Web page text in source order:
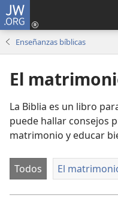
JW.ORG
Enseñanzas bíblicas
El
La Biblia es un libro
puede hallar consejos
matrimonio y educar
Todos El